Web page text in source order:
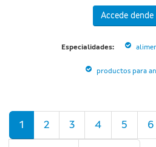
Accede dende
Especialidades:
productos para
Páxinas
1 2 3 4 5 6